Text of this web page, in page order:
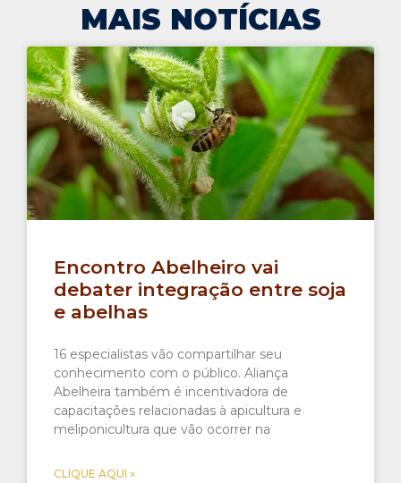
MAIS NOTÍCIAS
Encontro Abelheiro vai
debater integração entre soja
e abelhas
16 especialistas vão compartilhar seu
conhecimento com o público. Aliança
Abelheira também é incentivadora de
capacitações relacionadas à apicultura e
meliponicultura que vão ocorrer na
CLIQUE AQUI »